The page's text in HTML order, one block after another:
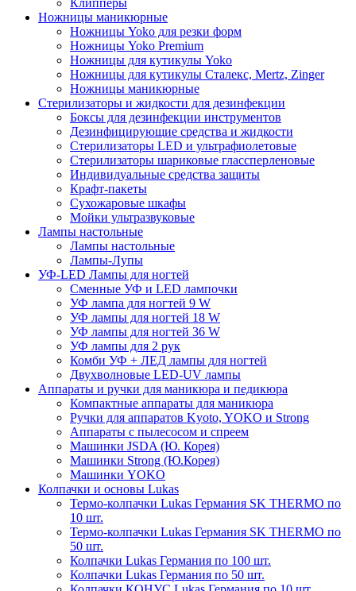
Клипперы
Ножницы маникюрные
Ножницы Yoko для резки форм
Ножницы Yoko Premium
Ножницы для кутикулы Yoko
Ножницы для кутикулы Сталекс, Mertz, Zinger
Ножницы маникюрные
Стерилизаторы и жидкости для дезинфекции
Боксы для дезинфекции инструментов
Дезинфицирующие средства и жидкости
Стерилизаторы LED и ультрафиолетовые
Стерилизаторы шариковые глассперленовые
Индивидуальные средства защиты
Крафт-пакеты
Сухожаровые шкафы
Мойки ультразвуковые
Лампы настольные
Лампы настольные
Лампы-Лупы
УФ-LED Лампы для ногтей
Сменные УФ и LED лампочки
УФ лампа для ногтей 9 W
УФ лампы для ногтей 18 W
УФ лампы для ногтей 36 W
УФ лампы для 2 рук
Комби УФ + ЛЕД лампы для ногтей
Двухволновые LED-UV лампы
Аппараты и ручки для маникюра и педикюра
Компактные аппараты для маникюра
Ручки для аппаратов Kyoto, YOKO и Strong
Аппараты с пылесосом и спреем
Машинки JSDA (Ю. Корея)
Машинки Strong (Ю.Корея)
Машинки YOKO
Колпачки и основы Lukas
Термо-колпачки Lukas Германия SK THERMO по
10 шт.
Термо-колпачки Lukas Германия SK THERMO по
50 шт.
Колпачки Lukas Германия по 100 шт.
Колпачки Lukas Германия по 50 шт.